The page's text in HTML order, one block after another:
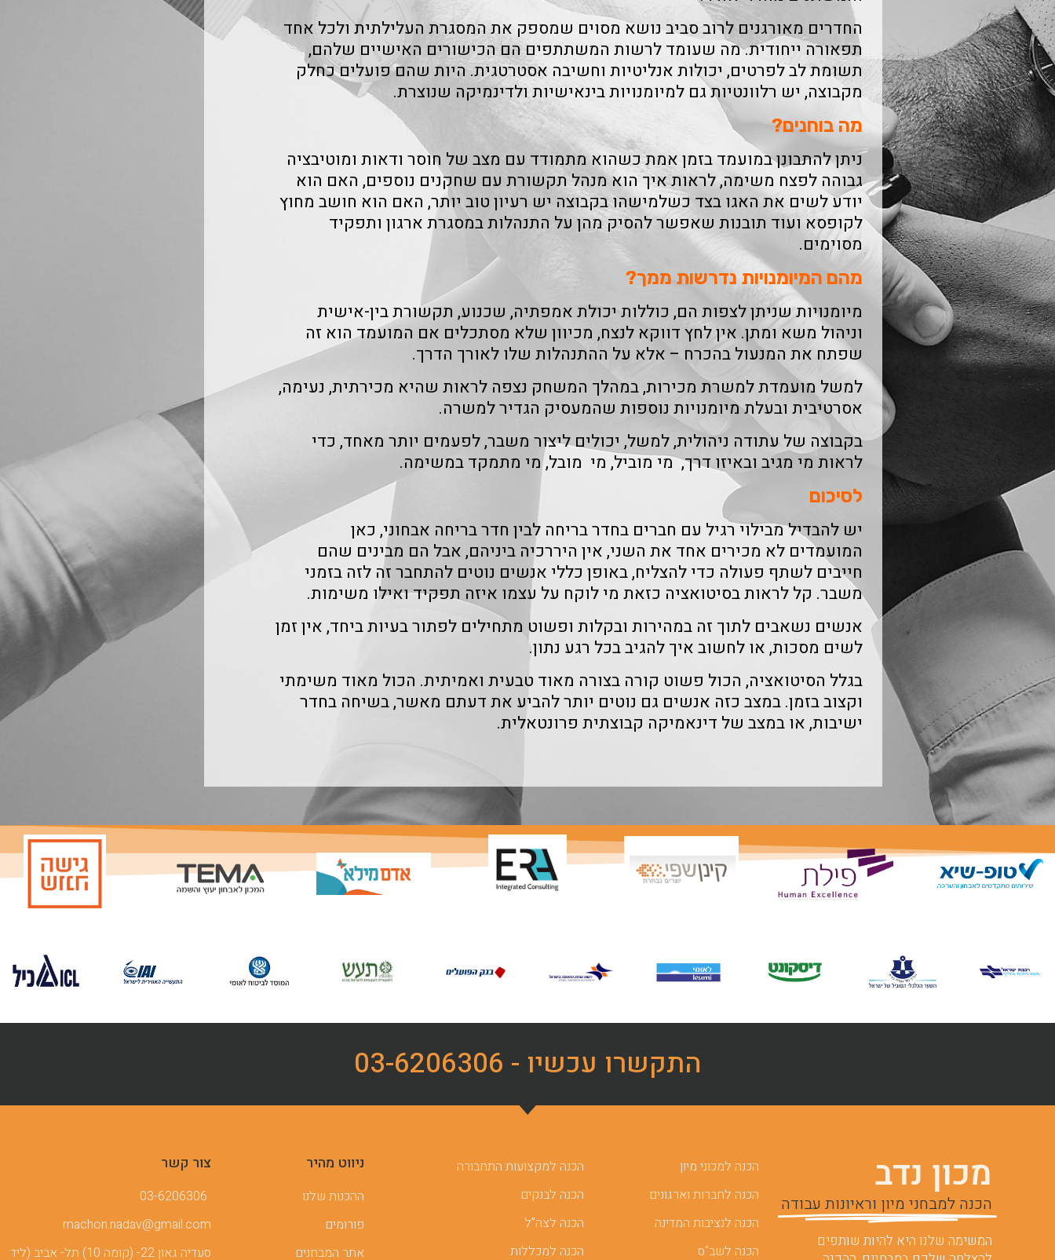
החדרים מאורגנים לרוב סביב נושא מסוים שמספק את המסגרת העלילתית ולכל אחד
תפאורה ייחודית. מה שעומד לרשות המשתתפים הם הכישורים האישיים שלהם,
תשומת לב לפרטים, יכולות אנליטיות וחשיבה אסטרטגית. היות שהם פועלים כחלק
מקבוצה, יש רלוונטיות גם למיומנויות בינאישיות ולדינמיקה שנוצרת.
מה בוחנים?
ניתן להתבונן במועמד בזמן אמת כשהוא מתמודד עם מצב של חוסר ודאות ומוטיבציה
גבוהה לפצח משימה, לראות איך הוא מנהל תקשורת עם שחקנים נוספים, האם הוא
יודע לשים את האגו בצד כשלמישהו בקבוצה יש רעיון טוב יותר, האם הוא חושב מחוץ
לקופסא ועוד תובנות שאפשר להסיק מהן על התנהלות במסגרת ארגון ותפקיד
מסוימים.
מהם המיומנויות נדרשות ממך?
מיומנויות שניתן לצפות הם, כוללות יכולת אמפתיה, שכנוע, תקשורת בין-אישית
וניהול משא ומתן. אין לחץ דווקא לנצח, מכיוון שלא מסתכלים אם המועמד הוא זה
שפתח את המנעול בהכרח – אלא על ההתנהלות שלו לאורך הדרך.
למשל מועמדת למשרת מכירות, במהלך המשחק נצפה לראות שהיא מכירתית, נעימה,
אסרטיבית ובעלת מיומנויות נוספות שהמעסיק הגדיר למשרה.
בקבוצה של עתודה ניהולית, למשל, יכולים ליצור משבר, לפעמים יותר מאחד, כדי
לראות מי מגיב ובאיזו דרך, מי מוביל, מי מובל, מי מתמקד במשימה.
לסיכום
יש להבדיל מבילוי רגיל עם חברים בחדר בריחה לבין חדר בריחה אבחוני, כאן
המועמדים לא מכירים אחד את השני, אין היררכיה ביניהם, אבל הם מבינים שהם
חייבים לשתף פעולה כדי להצליח, באופן כללי אנשים נוטים להתחבר זה לזה בזמני
משבר. קל לראות בסיטואציה כזאת מי לוקח על עצמו איזה תפקיד ואילו משימות.
אנשים נשאבים לתוך זה במהירות ובקלות ופשוט מתחילים לפתור בעיות ביחד, אין זמן
לשים מסכות, או לחשוב איך להגיב בכל רגע נתון.
בגלל הסיטואציה, הכול פשוט קורה בצורה מאוד טבעית ואמיתית. הכול מאוד משימתי
וקצוב בזמן. במצב כזה אנשים גם נוטים יותר להביע את דעתם מאשר, בשיחה בחדר
ישיבות, או במצב של דינאמיקה קבוצתית פרונטאלית.
התקשרו עכשיו - 03-6206306
מכון נדב
הכנה למבחני מיון וראיונות עבודה
המשימה שלנו היא להיות שותפים
הכנה למכוני מיון
הכנה לחברות וארגונים
הכנה לנציבות המדינה
הכנה לשב"ס
הכנה למקצועות התחבורה
הכנה לבנקים
הכנה לצה”ל
הכנה למכללות
ניווט מהיר
ההכנות שלנו
פורומים
אתר המבחנים
צור קשר
03-6206306
machon.nadav@gmail.com
סעדיה גאון 22- (קומה 10) תל- אביב (ליד